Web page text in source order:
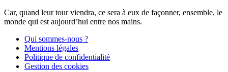
Car, quand leur tour viendra, ce sera à eux de façonner, ensemble, le
monde qui est aujourd’hui entre nos mains.
Qui sommes-nous ?
Mentions légales
Politique de confidentialité
Gestion des cookies